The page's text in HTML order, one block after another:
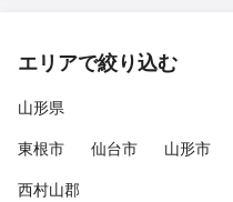
エリアで絞り込む
山形県
東根市
仙台市 山形市
西村山郡